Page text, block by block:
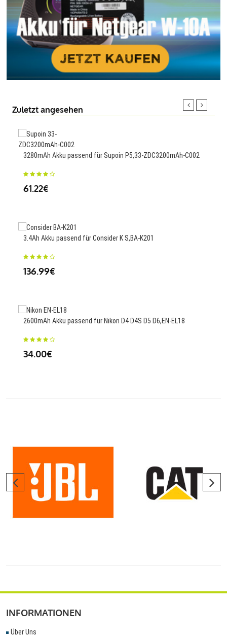
Zuletzt angesehen
3280mAh Akku passend für Supoin P5,33-ZDC3200mAh-C002
61.22€
3.4Ah Akku passend für Consider K S,BA-K201
136.99€
2600mAh Akku passend für Nikon D4 D4S D5 D6,EN-EL18
34.00€
INFORMATIONEN
Über Uns